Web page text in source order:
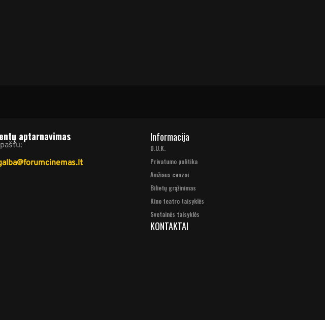
aptarnavimas Informacija
D.U.K.
Privatumo politika
Amžiaus cenzai
Bilietų grąžinimas
Kino teatro taisyklės
Svetainės taisyklės
KONTAKTAI